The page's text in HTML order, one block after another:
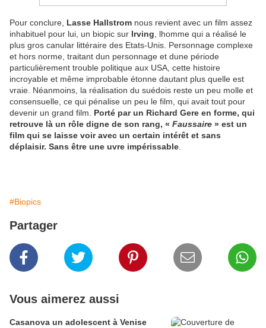
Pour conclure, Lasse Hallstrom nous revient avec un film assez
inhabituel pour lui, un biopic sur Irving , lhomme qui a réalisé le
plus gros canular littéraire des Etats-Unis. Personnage complexe
et hors norme, traitant dun personnage et dune période
particulièrement trouble politique aux USA, cette histoire
incroyable et même improbable étonne dautant plus quelle est
vraie. Néanmoins, la réalisation du suédois reste un peu molle et
consensuelle, ce qui pénalise un peu le film, qui avait tout pour
devenir un grand film. Porté par un Richard Gere en forme, qui
retrouve là un rôle digne de son rang, « Faussaire » est un
film qui se laisse voir avec un certain intérêt et sans
déplaisir. Sans être une uvre impérissable
#Biopics
Partager
Vous aimerez aussi
Casanova un adolescent à Venise